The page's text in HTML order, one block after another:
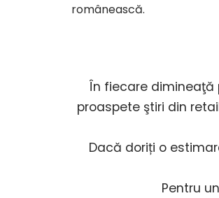
românească.
În fiecare dimineaţă
proaspete ştiri din
Dacă doriți o
Pentru